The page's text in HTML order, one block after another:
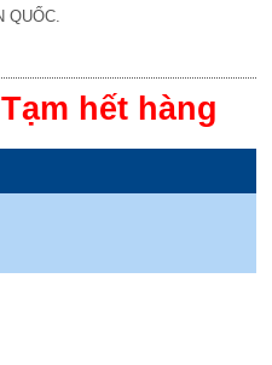
QUỐC.
Tạm hết hàng